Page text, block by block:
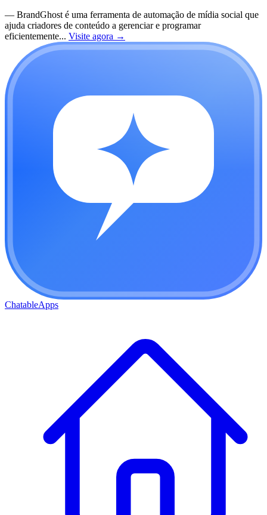
— BrandGhost é uma ferramenta de automação de mídia social que
ajuda criadores de conteúdo a gerenciar e programar
eficientemente... Visite agora →
ChatableApps